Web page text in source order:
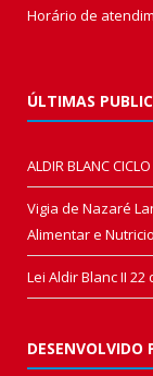
Horário de
ÚLTIMAS
ALDIR BLANC CICLO
Vigia de Nazaré
Alimentar e
Lei Aldir Blanc II 22
DESENVOLVIDO